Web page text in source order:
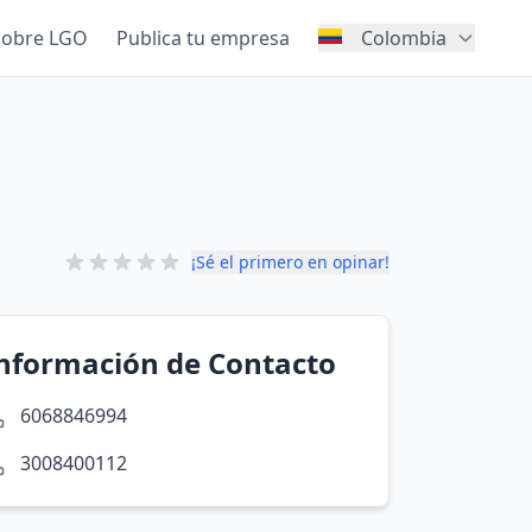
LGO Publica tu empresa Colombia
¡Sé el primero en opinar!
de Contacto
6068846994
3008400112